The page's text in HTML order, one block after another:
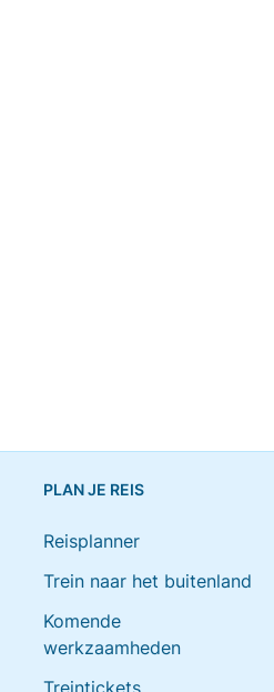
PLAN JE REIS
Reisplanner
Trein naar het buitenland
Komende
werkzaamheden
Treintickets